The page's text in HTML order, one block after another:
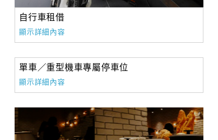
自行車租借
顯示詳細內容
單車／重型機車專屬停車位
顯示詳細內容